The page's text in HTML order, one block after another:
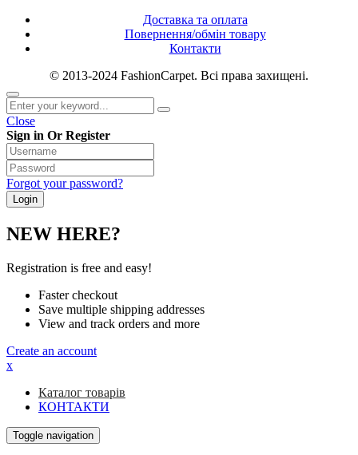
Доставка та оплата
Повернення/обмін товару
Контакти
© 2013-2024 FashionCarpet. Всі права захищені.
Close
Sign in Or Register
Forgot your password?
NEW HERE?
Registration is free and easy!
Faster checkout
Save multiple shipping addresses
View and track orders and more
Create an account
x
Каталог товарів
КОНТАКТИ
Toggle navigation